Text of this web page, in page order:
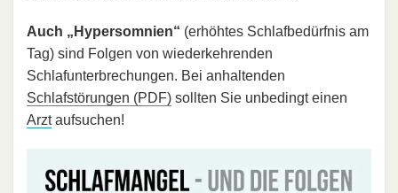
Auch „Hypersomnien“ (erhöhtes Schlafbedürfnis am
Tag) sind Folgen von wiederkehrenden
Schlafunterbrechungen. Bei anhaltenden
Schlafstörungen (PDF) sollten Sie unbedingt einen
Arztaufsuchen!